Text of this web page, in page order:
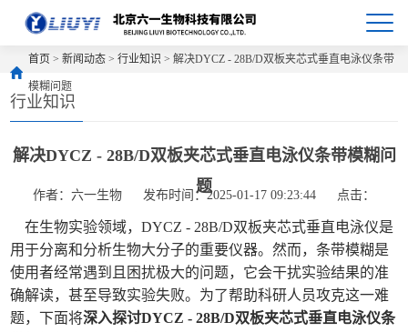
首页 >新闻动态 >行业知识 > 解决DYCZ - 28B/D双板夹芯式垂直电泳仪条带
模糊问题
行业知识
解决DYCZ - 28B/D双板夹芯式垂直电泳仪条带模糊问
题
作者：六一生物 发布时间：2025-01-17 09:23:44 点击：
在生物实验领域，DYCZ - 28B/D双板夹芯式垂直电泳仪是
用于分离和分析生物大分子的重要仪器。然而，条带模糊是
使用者经常遇到且困扰极大的问题，它会干扰实验结果的准
确解读，甚至导致实验失败。为了帮助科研人员攻克这一难
题，下面将深入探讨DYCZ - 28B/D双板夹芯式垂直电泳仪条